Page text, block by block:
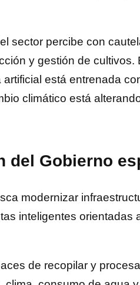
sector percibe con
y gestión de
está entrenada
climático está
del Gobierno
modernizar
inteligentes orientadas
de recopilar y